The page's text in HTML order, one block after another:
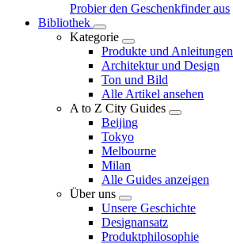
Probier den Geschenkfinder aus
Bibliothek
Kategorie
Produkte und Anleitungen
Architektur und Design
Ton und Bild
Alle Artikel ansehen
A to Z City Guides
Beijing
Tokyo
Melbourne
Milan
Alle Guides anzeigen
Über uns
Unsere Geschichte
Designansatz
Produktphilosophie